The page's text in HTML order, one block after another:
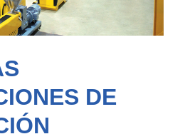
DE